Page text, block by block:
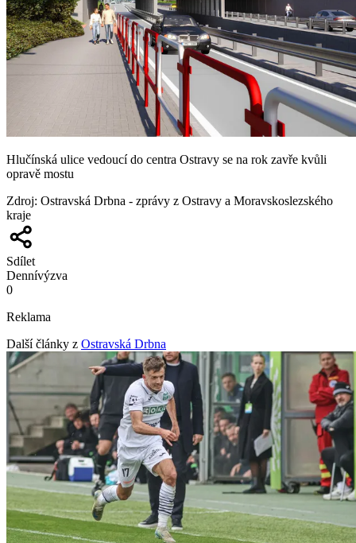
Hlučínská ulice vedoucí do centra Ostravy se na rok zavře kvůli
opravě mostu
Zdroj: Ostravská Drbna - zprávy z Ostravy a Moravskoslezského
kraje
Sdílet
Dennívýzva
0
Reklama
Další články z Ostravská Drbna